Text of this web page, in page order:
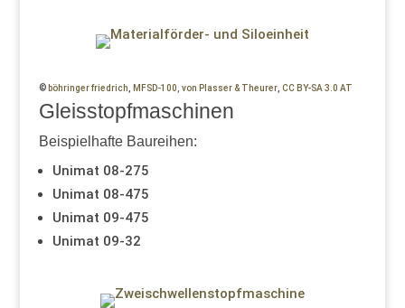
© böhringer friedrich MFSD-100, von Plasser & Theurer, CC BY-SA 3.0 AT
Gleisstopfmaschinen
Beispielhafte Baureihen:
Unimat 08-275
Unimat 08-475
Unimat 09-475
Unimat 09-32